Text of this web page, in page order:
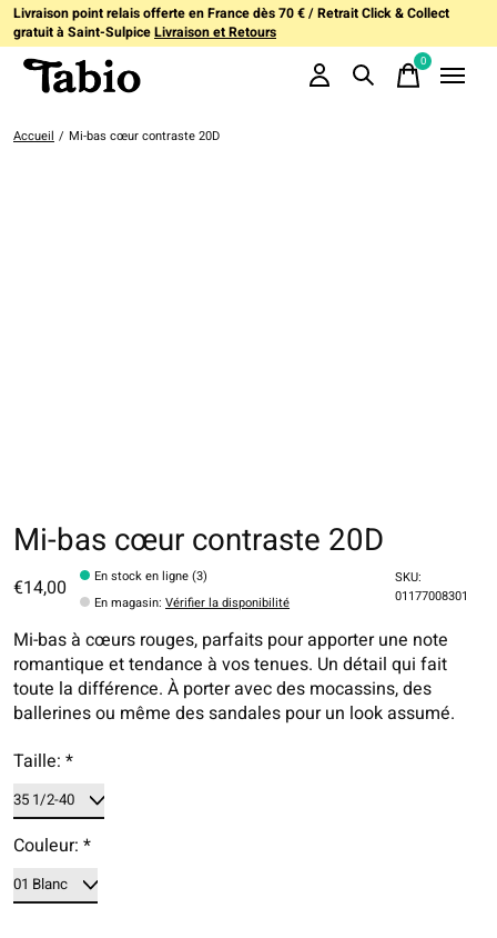
Livraison point relais offerte en France dès 70 € / Retrait Click & Collect
gratuit à Saint-SulpiceLivraison et Retours
0items
Accueil / Mi-bas cœur contraste 20D
Mi-bas cœur contraste 20D
€14,00
En stock en ligne (3)
En magasin:Vérifier la disponibilité
SKU:
01177008301
Mi-bas à cœurs rouges, parfaits pour apporter une note
romantique et tendance à vos tenues. Un détail qui fait
toute la différence. À porter avec des mocassins, des
ballerines ou même des sandales pour un look assumé.
Taille: *
Couleur: *